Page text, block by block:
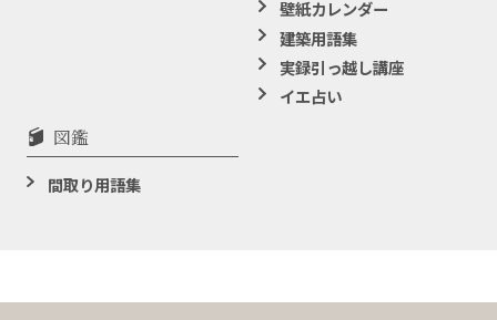
壁紙カレンダー
建築用語集
実録引っ越し講座
イエ占い
図鑑
間取り用語集